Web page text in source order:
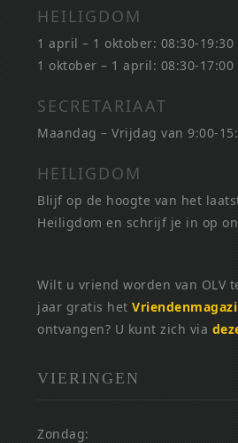
HEILIGDOM
1 april – 1 oktober: 08:30-19:30
1 oktober – 1 april: 08:30-17:00
SECRETARIAAT
Maandag – Vrijdag van 9:00-
HEILIGDOM
Blijf op de hoogte van het
Heiligdom en schrijf je in op
Wilt u vriend worden van OLV
jaar gratis het
ontvangen? U kunt zich via
VIERINGEN
Zondag: